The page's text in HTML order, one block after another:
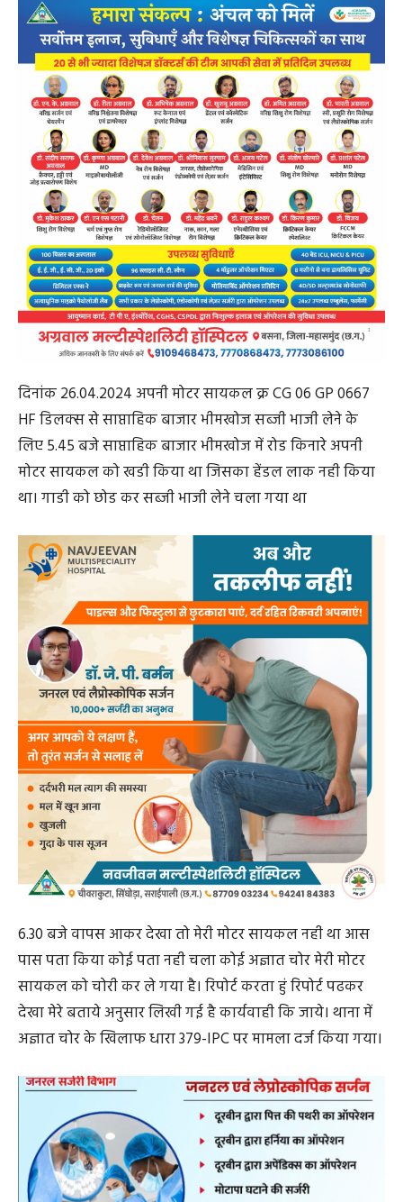
दिनांक 26.04.2024 अपनी मोटर सायकल क्र CG 06 GP 0667
HF डिलक्स से साप्ताहिक बाजार भीमखोज सब्जी भाजी लेने के
लिए 5.45 बजे साप्ताहिक बाजार भीमखोज में रोड किनारे अपनी
मोटर सायकल को खडी किया था जिसका हेंडल लाक नही किया
था। गाडी को छोड कर सब्जी भाजी लेने चला गया था
6.30 बजे वापस आकर देखा तो मेरी मोटर सायकल नही था आस
पास पता किया कोई पता नही चला कोई अज्ञात चोर मेरी मोटर
सायकल को चोरी कर ले गया है। रिपोर्ट करता हुं रिपोर्ट पढकर
देखा मेरे बताये अनुसार लिखी गई है कार्यवाही कि जाये। थाना में
अज्ञात चोर के खिलाफ धारा 379-IPC पर मामला दर्ज किया गया।